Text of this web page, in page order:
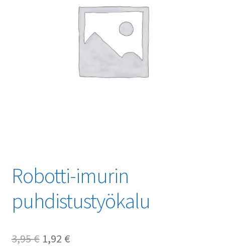
Robotti-imurin
puhdistustyökalu
3,95€ Alkuperäinen
1,92 €Nykyinen